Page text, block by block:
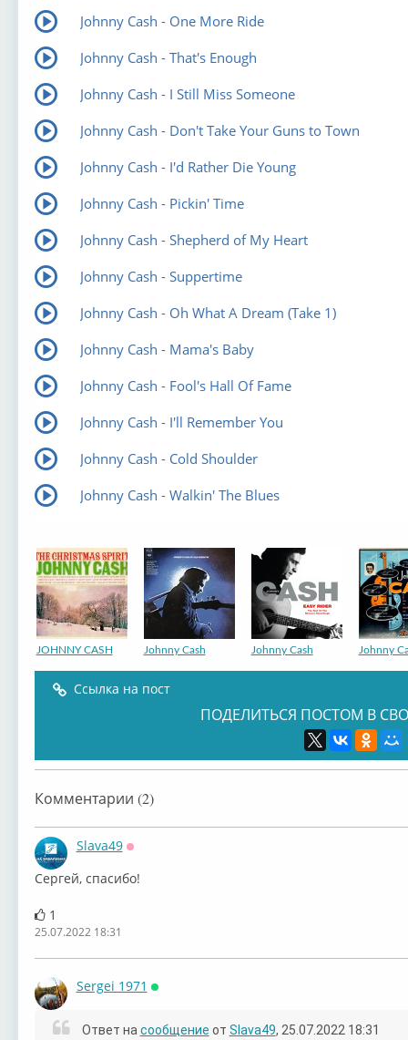
Johnny Cash - One More Ride
Johnny Cash - That's Enough
Johnny Cash - I Still Miss Someone
Johnny Cash - Don't Take Your Guns to Town
Johnny Cash - I'd Rather Die Young
Johnny Cash - Pickin' Time
Johnny Cash - Shepherd of My Heart
Johnny Cash - Suppertime
Johnny Cash - Oh What A Dream (Take 1)
Johnny Cash - Mama's Baby
Johnny Cash - Fool's Hall Of Fame
Johnny Cash - I'll Remember You
Johnny Cash - Cold Shoulder
Johnny Cash - Walkin' The Blues
JOHNNY CASH Johnny Cash Johnny Cash Johnny
Ссылка на пост
ПОДЕЛИТЬСЯ ПОСТОМ В
Комментарии (2)
Slava49
Сергей, спасибо!
1
25.07.2022 18:31
Sergei 1971
Ответ на сообщение от Slava49, 25.07.2022 18:31